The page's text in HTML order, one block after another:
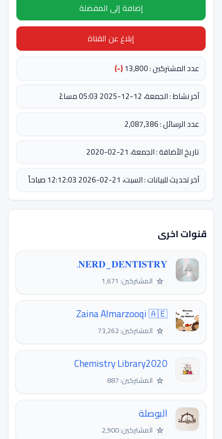
إضافة إلى المفضلة
إبلاغ عن القناة
عدد المشتركين : 13,800
(-)
آخر نشاط : الجمعة، 12-12-2025 05:03 مساءً
عدد الرسائل : 2,087,386
تاريخ الأضافة : الجمعة، 21-02-2020
آخر تحديث للبيانات : السبت، 21-02-2026 12:12:03 صباحاً
قنوات اخرى
𝐍𝐄𝐑𝐃_𝐃𝐄𝐍𝐓𝐈𝐒𝐓𝐑𝐘.
☆ المشتركين: 1,671
Zaina Almarzooqi 🇦🇪
☆ المشتركين: 73,262
Chemistry Library2020
☆ المشتركين: 887
البوصلة
☆ المشتركين: 2,900